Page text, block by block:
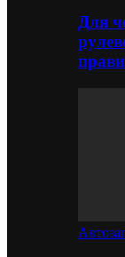
Для